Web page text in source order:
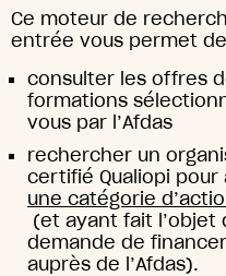
Ce moteur de
entrée vous permet
consulter les offres
formations
vous par l’Afdas
rechercher un
certifié Qualiopi pour
une catégorie
(et ayant fait l’objet
demande de
auprès de l’Afdas).